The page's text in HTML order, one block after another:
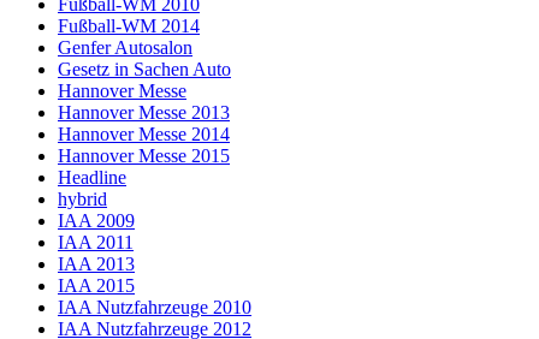
Fußball-WM 2014
Genfer Autosalon
Gesetz in Sachen Auto
Hannover Messe
Hannover Messe 2013
Hannover Messe 2014
Hannover Messe 2015
Headline
hybrid
IAA 2009
IAA 2011
IAA 2013
IAA 2015
IAA Nutzfahrzeuge 2010
IAA Nutzfahrzeuge 2012